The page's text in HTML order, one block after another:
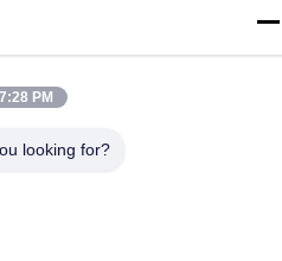
7:28 PM
looking for?